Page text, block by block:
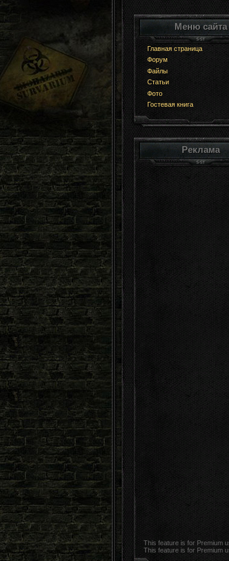
Меню сайта
Главная страница
Форум
Файлы
Статьи
Фото
Гостевая книга
Реклама
This feature is for Premium
This feature is for Premium